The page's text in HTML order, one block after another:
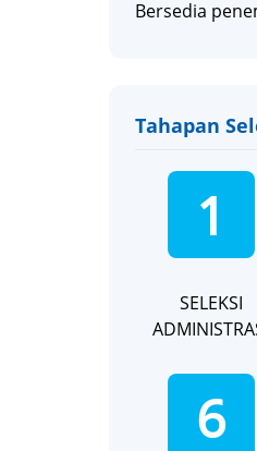
Bersedia
Tahapan
1
SELEKSI
6